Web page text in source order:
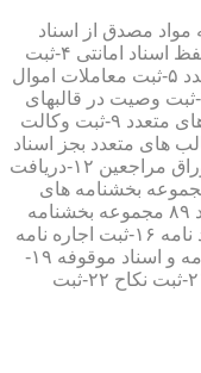
مطابق مقررات قانونی ۲-ارائه مواد مصدق از اسناد
ثبت شده ۳-تصدیق صحت امضاء،قبول و حفظ اسناد امانتی ۴-ثبت
معاملات شرطی و رهنی در قالب های متعدد ۵-ثبت معاملات اموال
منقول ۶-ثبت معاملات اموال غیر منقول ۷-ثبت وصیت در قالبهای
عهدی و تکمیلی ۸-ثبت اقرارنامه در قالب های متعدد ۹-ثبت وکالت
در قالب های متعدد بجز اسناد
مالی و معاملاتی ۱۱-تصدیق کپی اسناد و اوراق مراجعین ۱۲-دریافت
سپرده مستاجرین در قالب بند ۵۲ مجموعه بخشنامه های
ثبتی ۱۳-صدور گواهی عدم انجام معامله بند ۸۹ مجموعه بخشنامه
های ثبتی ۱۴-ثبت رضایت نامه ۱۵-ثبت تعهد نامه ۱۶-ثبت اجاره نامه
۱۷-ثبت معاملات سرقفلی ۱۸-ثبت وقف نامه و اسناد موقوفه ۱۹-
ثبت اسناد ضمانت نامه ۲۰-صدور اجرائیه ۲۱-ثبت نکاح ۲۲-ثبت